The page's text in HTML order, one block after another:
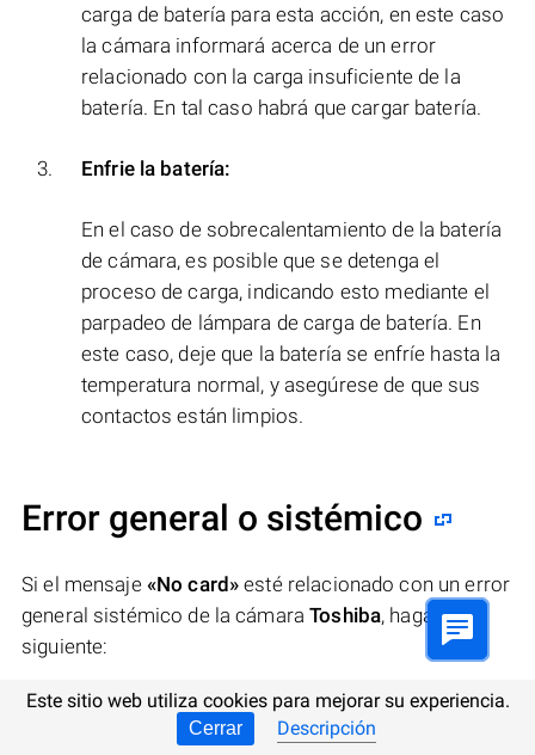
carga de batería para esta acción, en este caso
la cámara informará acerca de un error
relacionado con la carga insuficiente de la
batería. En tal caso habrá que cargar batería.
Enfrie la batería:
En el caso de sobrecalentamiento de la batería
de cámara, es posible que se detenga el
proceso de carga, indicando esto mediante el
parpadeo de lámpara de carga de batería. En
este caso, deje que la batería se enfríe hasta la
temperatura normal, y asegúrese de que sus
contactos están limpios.
Error general o sistémico
Si el mensaje «No card» esté relacionado con un error
general sistémico de la cámaraToshiba, haga lo
siguiente:
Apague y encienda la cámara de nuevo:
Este sitio web utiliza cookies para mejorar su experiencia.
Cerrar Descripción